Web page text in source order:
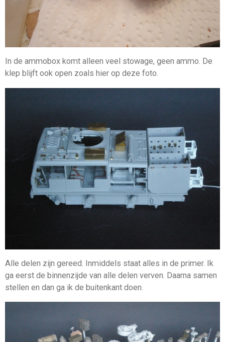
In de ammobox komt alleen veel stowage, geen ammo. De
klep blijft ook open zoals hier op deze foto.
Alle delen zijn gereed. Inmiddels staat alles in de primer. Ik
ga eerst de binnenzijde van alle delen verven. Daarna samen
stellen en dan ga ik de buitenkant doen.